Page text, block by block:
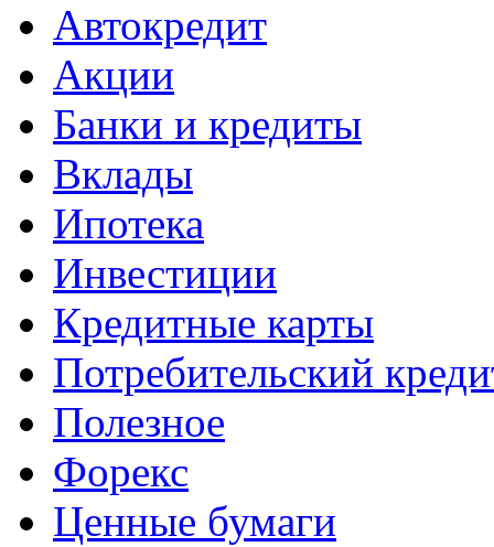
Автокредит
Акции
Банки и кредиты
Вклады
Ипотека
Инвестиции
Кредитные карты
Потребительский
Полезное
Форекс
Ценные бумаги